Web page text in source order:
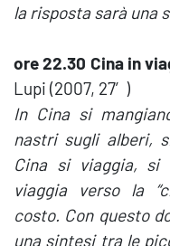
la risposta sarà una
ore 22.30 Cina in
Lupi (2007, 27′)
In Cina si
nastri sugli alberi,
Cina si viaggia, si
viaggia verso la
costo. Con questo
una sintesi tra le